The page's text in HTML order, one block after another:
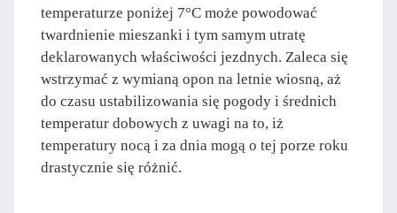
temperaturze poniżej 7°C może powodować
twardnienie mieszanki i tym samym utratę
deklarowanych właściwości jezdnych. Zaleca się
wstrzymać z wymianą opon na letnie wiosną, aż
do czasu ustabilizowania się pogody i średnich
temperatur dobowych z uwagi na to, iż
temperatury nocą i za dnia mogą o tej porze roku
drastycznie się różnić.